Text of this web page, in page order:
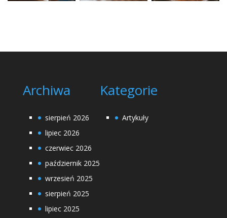
Archiwa
sierpień 2026
lipiec 2026
czerwiec 2026
październik 2025
wrzesień 2025
sierpień 2025
lipiec 2025
Kategorie
Artykuły